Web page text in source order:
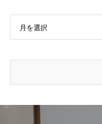
月を選択